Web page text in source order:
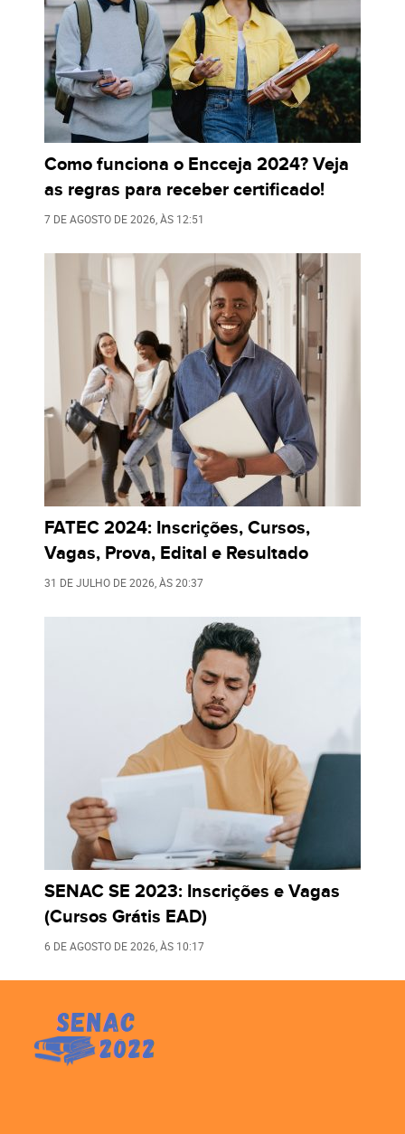
Como funciona o Encceja 2024? Veja
as regras para receber certificado!
7 DE AGOSTO DE 2026 , ÀS 12:51
FATEC 2024: Inscrições, Cursos,
Vagas, Prova, Edital e Resultado
31 DE JULHO DE 2026 , ÀS20:37
SENAC SE 2023: Inscrições e Vagas
(Cursos Grátis EAD)
6 DE AGOSTO DE 2026 , ÀS 10:17